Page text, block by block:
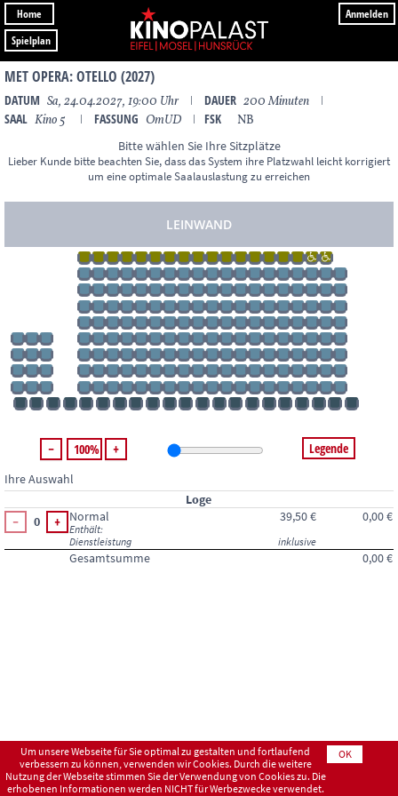
Home
Anmelden
Spielplan
MET OPERA: OTELLO (2027)
DATUM Sa, 24.04.2027, 19:00 Uhr ǀ DAUER 200 Minuten
ǀ
SAAL Kino 5 ǀ FASSUNG OmUD ǀ FSK NB
Bitte wählen Sie Ihre Sitzplätze
Lieber Kunde bitte beachten Sie, dass das System ihre Platzwahl leicht korrigiert
um eine optimale Saalauslastung zu erreichen
LEINWAND
100% Legende
Ihre Auswahl
Loge
0
Normal
Enthält:
Dienstleistung
39,50 €
inklusive
0,00 €
Gesamtsumme 0,00 €
Um unsere Webseite für Sie optimal zu gestalten und fortlaufend
verbessern zu können, verwenden wir Cookies. Durch die weitere
Nutzung der Webseite stimmen Sie der Verwendung von Cookies zu. Die
erhobenen Informationen werden NICHT für Werbezwecke verwendet.
OK